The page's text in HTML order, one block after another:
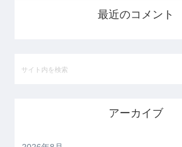
最近のコメント
アーカイブ